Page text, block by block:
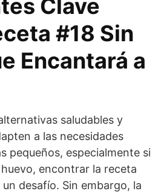
Clave
#18 Sin
Encantará a
saludables y
a las necesidades
pequeños, especialmente si
encontrar la receta
desafío. Sin embargo, la